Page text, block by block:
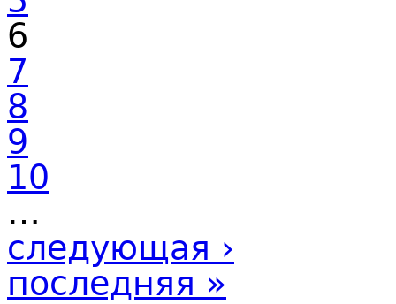
6
7
8
9
10
…
следующая ›
последняя »